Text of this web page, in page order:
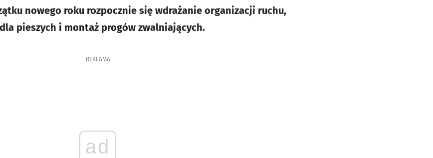
nowego roku rozpocznie się wdrażanie organizacji ruchu,
pieszych i montaż progów zwalniających.
REKLAMA
ad